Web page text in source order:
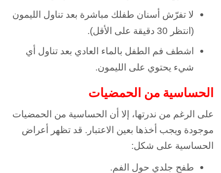
لا تفرّش أسنان طفلك مباشرة بعد تناول الليمون
(انتظر 30 دقيقة على الأقل).
اشطف فم الطفل بالماء العادي بعد تناول أي
شيء يحتوي على الليمون.
الحساسية من الحمضيات
على الرغم من ندرتها، إلا أن الحساسية من الحمضيات
موجودة ويجب أخذها بعين الاعتبار. قد تظهر أعراض
الحساسية على شكل:
طفح جلدي حول الفم.